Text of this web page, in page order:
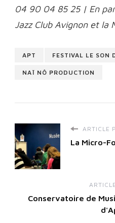
04 90 04 85 25 | En
Jazz Club Avignon et la
APT FESTIVAL LE SON
NAÏ NÔ PRODUCTION
ARTICLE
La Micro-
Conservatoire de